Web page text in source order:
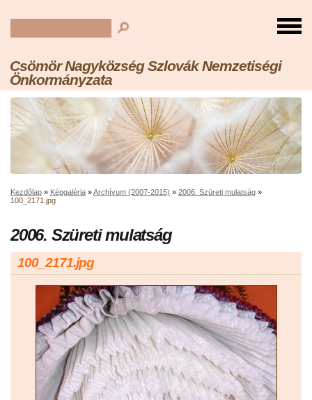
Csömör Nagyközség Szlovák Nemzetiségi
Önkormányzata
Kezdőlap » Képgaléria »Archívum (2007-2015) » 2006. Szüreti mulatság »
100_2171.jpg
2006. Szüreti mulatság
100_2171.jpg